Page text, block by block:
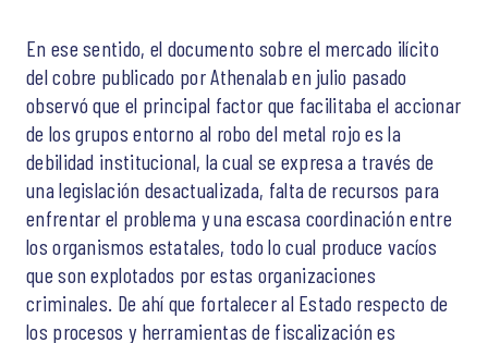
En ese sentido, el documento sobre el mercado ilícito
del cobre publicado por Athenalab en julio pasado
observó que el principal factor que facilitaba el accionar
de los grupos entorno al robo del metal rojo es la
debilidad institucional, la cual se expresa a través de
una legislación desactualizada, falta de recursos para
enfrentar el problema y una escasa coordinación entre
los organismos estatales, todo lo cual produce vacíos
que son explotados por estas organizaciones
criminales. De ahí que fortalecer al Estado respecto de
los procesos y herramientas de fiscalización es